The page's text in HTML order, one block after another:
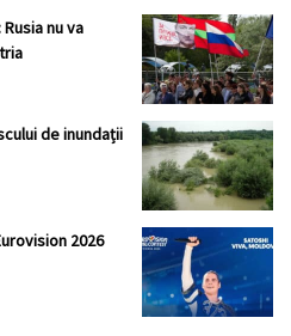
nu va
de inundații
2026